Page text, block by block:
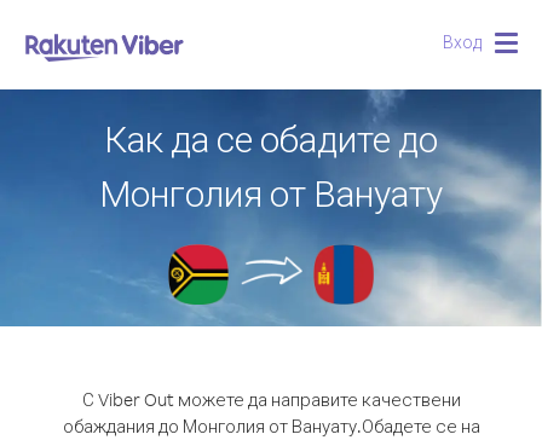
Вход
Как да се обадите до
Монголия от Вануату
С Viber Out можете да направите качествени
обаждания до Монголия от Вануату.Обадете се на